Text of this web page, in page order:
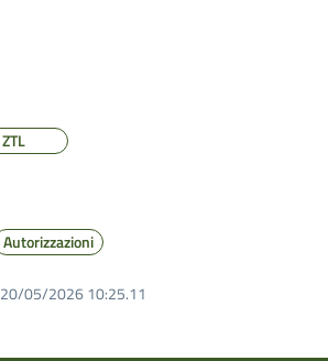
ZTL
Autorizzazioni
20/05/2026 10:25.11